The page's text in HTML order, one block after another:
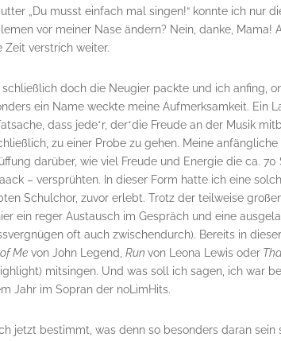
„Du musst einfach mal singen!“ konnte ich nur
vor meiner Nase ändern? Nein, danke, Mama!
Zeit verstrich weiter.
doch die Neugier packte und ich anfing,
ein Name weckte meine Aufmerksamkeit. Ein
dass jede*r, der*die Freude an der Musik
zu einer Probe zu gehen. Meine
darüber, wie viel Freude und Energie die ca.
– versprühten. In dieser Form hatte ich eine
Schulchor, zuvor erlebt. Trotz der teilweise
ein reger Austausch im Gespräch und eine
oft auch zwischendurch). Bereits in
Me von John Legend,Runvon Leona Lewis oder
mitsingen. Und was soll ich sagen, ich war
Jahr im Sopran der noLimHits.
jetzt bestimmt, was denn so besonders daran sein